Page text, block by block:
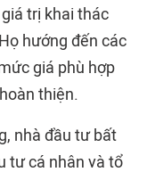
trị khai thác
hướng đến các
giá phù hợp
thiện.
nhà đầu tư bất
tư cá nhân và tổ